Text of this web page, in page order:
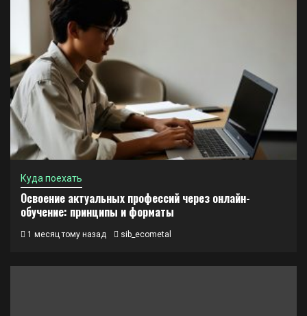
Куда поехать
Освоение актуальных профессий через онлайн-
обучение: принципы и форматы
1 месяц тому назад sib_ecometal